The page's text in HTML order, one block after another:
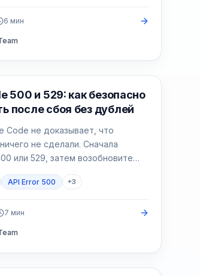
6 мин
500 и 529: как безопасно
после сбоя без дублей
Code не доказывает, что
не сделали. Сначала
или 529, затем возобновите
API Error 500 +3
7 мин